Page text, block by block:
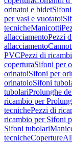
orinatoi e bidet
per vasi e vuotatoi
tecnicheManicotti
allacciamentoPezzi
allacciamento
PVCPezzi di
coperturaSifoni per
orinatoiSifoni per
orinatoioSifoni
tubolariProlunghe
ricambio per
tecnichePezzi di
ricambio per Sifoni
Sifoni tubolari
tecnicheCoperture